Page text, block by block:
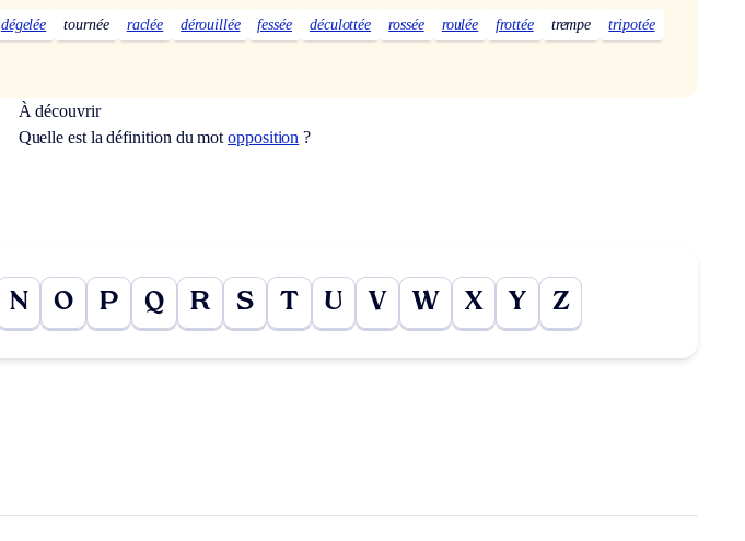
dégelée tournée raclée dérouillée fessée déculottée rossée roulée frottée trempe
tripotée
À découvrir
Quelle est la définition du motopposition ?
N O P Q R S T U V W X Y Z